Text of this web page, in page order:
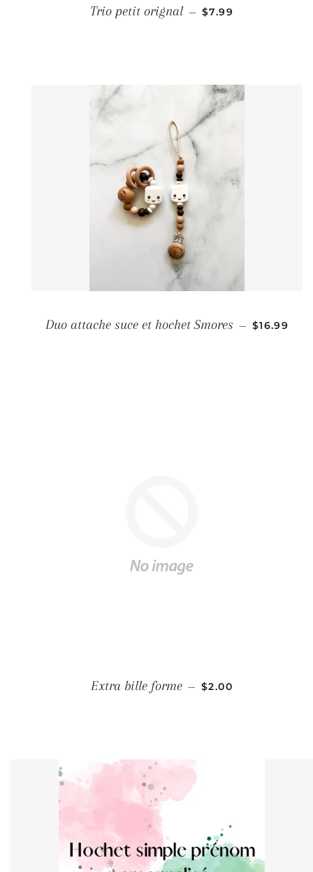
Trio petit orignal — PRIX RÉGULIER
$7.99
Duo attache suce et hochet Smores — PRIX
$16.99
Extra bille forme — PRIX RÉGULIER
$2.00